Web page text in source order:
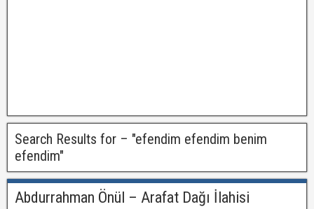
Search Results for – "efendim efendim benim
efendim"
Abdurrahman Önül – Arafat Dağı İlahisi